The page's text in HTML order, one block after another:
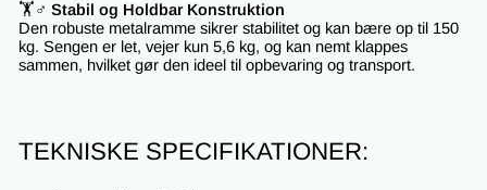
🏋️♂️ Stabil og Holdbar Konstruktion
Den robuste metalramme sikrer stabilitet og kan bære op til 150
kg. Sengen er let, vejer kun 5,6 kg, og kan nemt klappes
sammen, hvilket gør den ideel til opbevaring og transport.
TEKNISKE SPECIFIKATIONER: